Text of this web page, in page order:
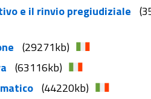
e il rinvio pregiudiziale
(29271kb)
(63116kb)
(44220kb)